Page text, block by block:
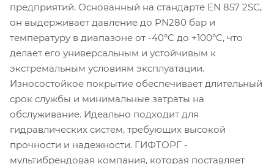
предприятий. Основанный на стандарте EN 857 2SC,
он выдерживает давление до PN280 бар и
температуру в диапазоне от -40°C до +100°C, что
делает его универсальным и устойчивым к
экстремальным условиям эксплуатации.
Износостойкое покрытие обеспечивает длительный
срок службы и минимальные затраты на
обслуживание. Идеально подходит для
гидравлических систем, требующих высокой
прочности и надежности. ГИФТОРГ -
мультибрендовая компания, которая поставляет